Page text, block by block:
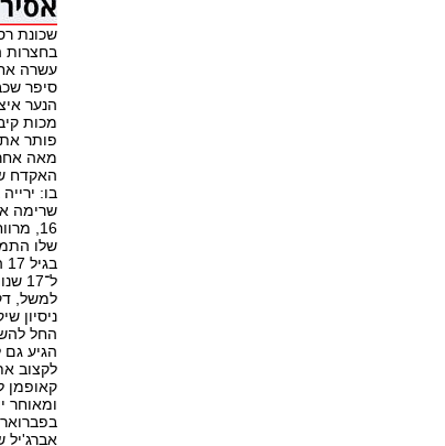
שכונת
בחצרות
עשרה
הנער
מכות
פותר
מאה
בו:
שרימה
16,
שלו
למשל,
ניסיון
החל
הגיע
לקצוב
קאופמן
ומאוחר